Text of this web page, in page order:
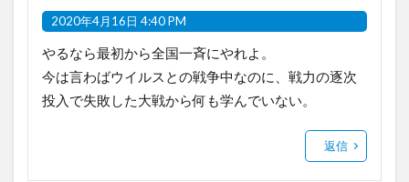
2020年4月16日 4:40 PM
やるなら最初から全国一斉にやれよ。
今は言わばウイルスとの戦争中なのに、戦力の逐次
投入で失敗した大戦から何も学んでいない。
返信